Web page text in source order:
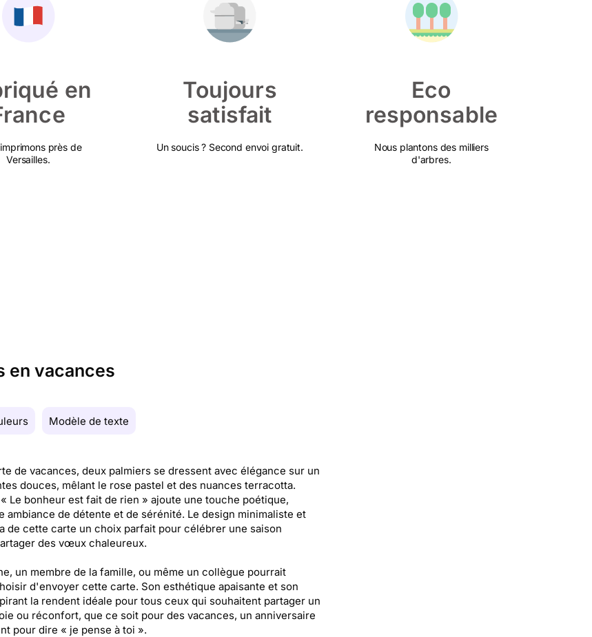
en
près de
Versailles.
Toujours
satisfait
Un soucis ? Second envoi gratuit.
Eco
responsable
Nous plantons des milliers
d'arbres.
en vacances
Modèle de texte
de vacances, deux palmiers se dressent avec élégance sur un
douces, mêlant le rose pastel et des nuances terracotta.
Le bonheur est fait de rien » ajoute une touche poétique,
ambiance de détente et de sérénité. Le design minimaliste et
de cette carte un choix parfait pour célébrer une saison
des vœux chaleureux.
un membre de la famille, ou même un collègue pourrait
d'envoyer cette carte. Son esthétique apaisante et son
la rendent idéale pour tous ceux qui souhaitent partager un
ou réconfort, que ce soit pour des vacances, un anniversaire
pour dire « je pense à toi ».